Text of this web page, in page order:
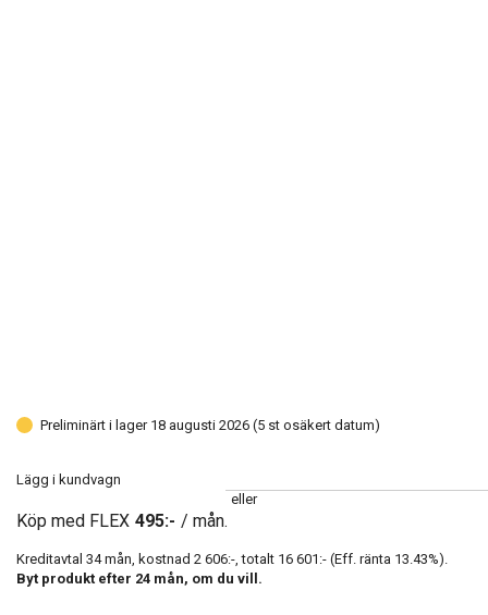
Preliminärt i lager 18 augusti 2026 (5 st osäkert datum)
Lägg i kundvagn
eller
Köp med FLEX 495:- / mån.
Kreditavtal 34mån, kostnad 2 606:- , totalt 16 601:- (Eff. ränta 13.43%).
Byt produkt efter 24 mån, om du vill.